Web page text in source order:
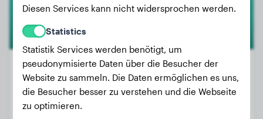
Gewicht:
17 kg
Alter:
Diesen Services kann nicht widersprochen werden.
Statistics
Statistik Services werden benötigt, um
pseudonymisierte Daten über die Besucher der
Website zu sammeln. Die Daten ermöglichen es uns,
die Besucher besser zu verstehen und die Webseite
zu optimieren.